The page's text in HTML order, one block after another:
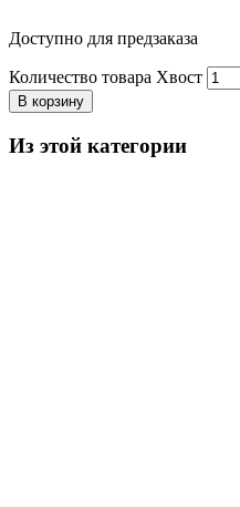
Доступно для предзаказа
Количество товара Хвост
В корзину
Из этой категории